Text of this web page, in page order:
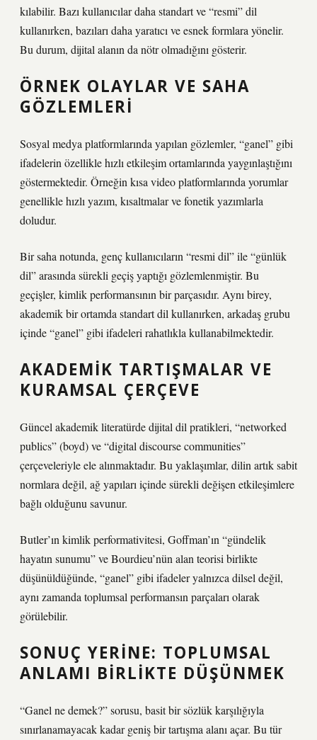
kılabilir. Bazı kullanıcılar daha standart ve “resmi” dil
kullanırken, bazıları daha yaratıcı ve esnek formlara yönelir.
Bu durum, dijital alanın da nötr olmadığını gösterir.
ÖRNEK OLAYLAR VE SAHA
GÖZLEMLERI
Sosyal medya platformlarında yapılan gözlemler, “ganel” gibi
ifadelerin özellikle hızlı etkileşim ortamlarında yaygınlaştığını
göstermektedir. Örneğin kısa video platformlarında yorumlar
genellikle hızlı yazım, kısaltmalar ve fonetik yazımlarla
doludur.
Bir saha notunda, genç kullanıcıların “resmi dil” ile “günlük
dil” arasında sürekli geçiş yaptığı gözlemlenmiştir. Bu
geçişler, kimlik performansının bir parçasıdır. Aynı birey,
akademik bir ortamda standart dil kullanırken, arkadaş grubu
içinde “ganel” gibi ifadeleri rahatlıkla kullanabilmektedir.
AKADEMIK TARTIŞMALAR VE
KURAMSAL ÇERÇEVE
Güncel akademik literatürde dijital dil pratikleri, “networked
publics” (boyd) ve “digital discourse communities”
çerçeveleriyle ele alınmaktadır. Bu yaklaşımlar, dilin artık sabit
normlara değil, ağ yapıları içinde sürekli değişen etkileşimlere
bağlı olduğunu savunur.
Butler’ın kimlik performativitesi, Goffman’ın “gündelik
hayatın sunumu” ve Bourdieu’nün alan teorisi birlikte
düşünüldüğünde, “ganel” gibi ifadeler yalnızca dilsel değil,
aynı zamanda toplumsal performansın parçaları olarak
görülebilir.
SONUÇ YERINE: TOPLUMSAL
ANLAMI BIRLIKTE DÜŞÜNMEK
“Ganel ne demek?” sorusu, basit bir sözlük karşılığıyla
sınırlanamayacak kadar geniş bir tartışma alanı açar. Bu tür